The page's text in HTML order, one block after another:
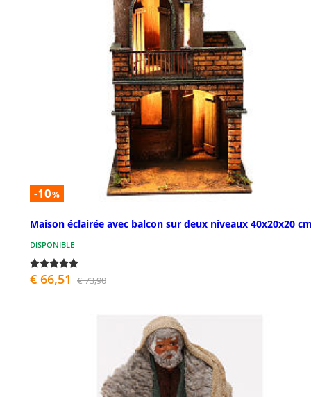
-10%
Maison éclairée avec balcon sur deux niveaux 40x20x20
DISPONIBLE
€ 66,51 € 73,90